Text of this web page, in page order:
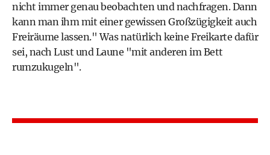
nicht immer genau beobachten und nachfragen. Dann
kann man ihm mit einer gewissen Großzügigkeit auch
Freiräume lassen." Was natürlich keine Freikarte dafür
sei, nach Lust und Laune "mit anderen im Bett
rumzukugeln".